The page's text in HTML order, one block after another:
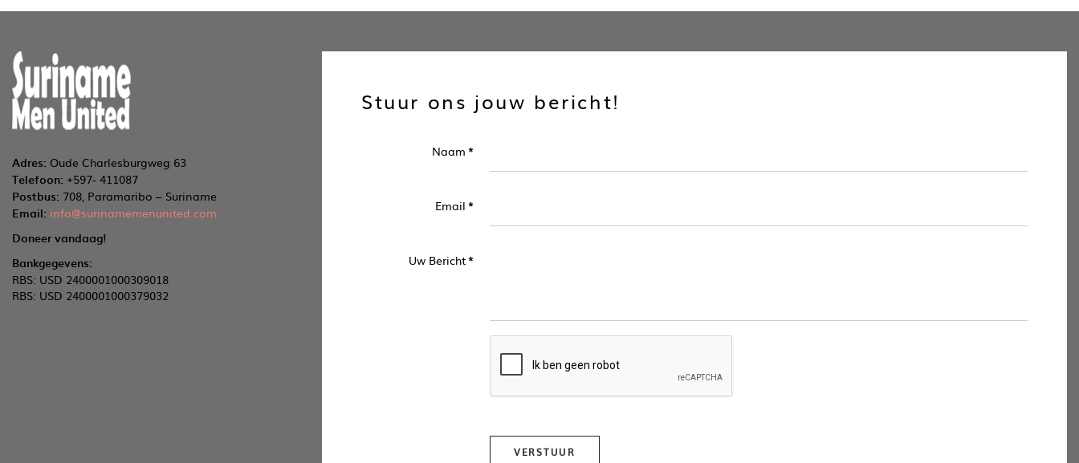
Adres: Oude Charlesburgweg 63
Telefoon: +597- 411087
Postbus: 708, Paramaribo – Suriname
Email: info@surinamemenunited.com
Doneer vandaag!
Bankgegevens:
RBS: USD 2400001000309018
RBS: USD 2400001000379032
Stuur ons jouw bericht!
Naam *
Email *
Uw Bericht*
VERSTUUR